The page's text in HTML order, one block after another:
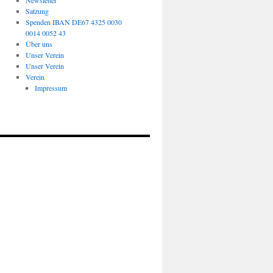
Satzung
Spenden IBAN DE67 4325 0030
0014 0052 43
Über uns
Unser Verein
Unser Verein
Verein
Impressum